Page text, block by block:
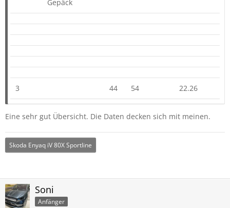
Gepäck
3 44 54 22.26
Eine sehr gut Übersicht. Die Daten decken sich mit meinen.
Skoda Enyaq iV 80X Sportline
Soni
Anfänger